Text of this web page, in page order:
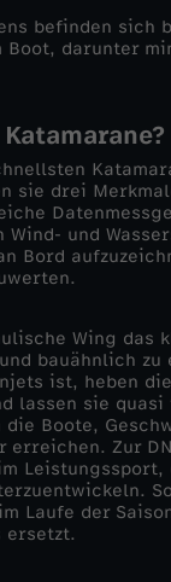
befinden sich
darunter
sie drei
und
Bord
Wing das
bauähnlich zu
ist, heben
lassen sie
Boote,
erreichen. Zur
Leistungssport,
Laufe der
ersetzt.